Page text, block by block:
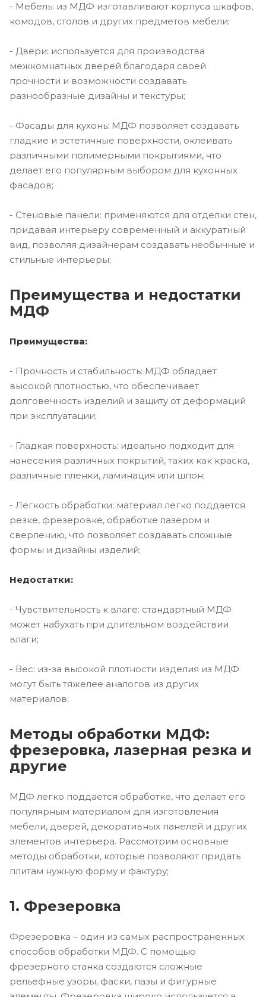
- Мебель: из МДФ изготавливают корпуса шкафов,
комодов, столов и других предметов мебели;
- Двери: используется для производства
межкомнатных дверей благодаря своей
прочности и возможности создавать
разнообразные дизайны и текстуры;
- Фасады для кухонь: МДФ позволяет создавать
гладкие и эстетичные поверхности, оклеивать
различными полимерными покрытиями, что
делает его популярным выбором для кухонных
фасадов;
- Стеновые панели: применяются для отделки стен,
придавая интерьеру современный и аккуратный
вид, позволяя дизайнерам создавать необычные и
стильные интерьеры;
Преимущества и недостатки
МДФ
Преимущества:
- Прочность и стабильность: МДФ обладает
высокой плотностью, что обеспечивает
долговечность изделий и защиту от деформаций
при эксплуатации;
- Гладкая поверхность: идеально подходит для
нанесения различных покрытий, таких как краска,
различные пленки, ламинация или шпон;
- Легкость обработки: материал легко поддается
резке, фрезеровке, обработке лазером и
сверлению, что позволяет создавать сложные
формы и дизайны изделий;
Недостатки:
- Чувствительность к влаге: стандартный МДФ
может набухать при длительном воздействии
влаги;
- Вес: из-за высокой плотности изделия из МДФ
могут быть тяжелее аналогов из других
материалов;
Методы обработки МДФ:
фрезеровка, лазерная резка и
другие
МДФ легко поддается обработке, что делает его
популярным материалом для изготовления
мебели, дверей, декоративных панелей и других
элементов интерьера. Рассмотрим основные
методы обработки, которые позволяют придать
плитам нужную форму и фактуру;
1. Фрезеровка
Фрезеровка – один из самых распространенных
способов обработки МДФ. С помощью
фрезерного станка создаются сложные
рельефные узоры, фаски, пазы и фигурные